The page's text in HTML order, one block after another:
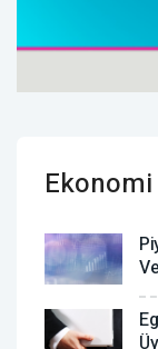
Ekonomi